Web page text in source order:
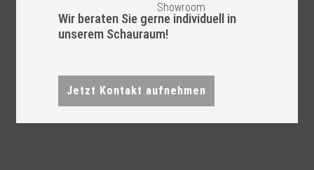
Wir beraten Sie gerne individuell in
unserem Schauraum!
Jetzt Kontakt aufnehmen